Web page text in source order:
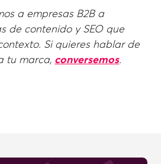
a empresas B2B a
de contenido y SEO que
Si quieres hablar de
tu marca, conversemos.